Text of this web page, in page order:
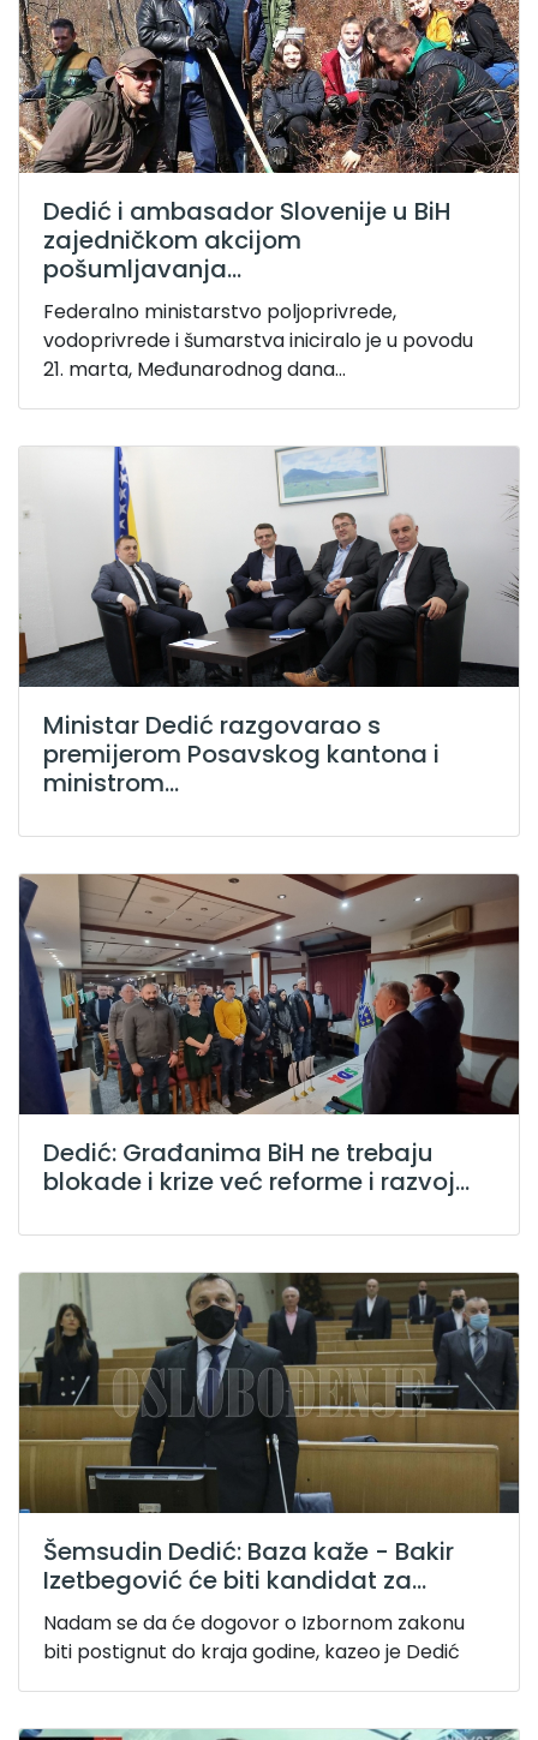
Dedić i ambasador Slovenije u BiH
zajedničkom akcijom
pošumljavanja...
Federalno ministarstvo poljoprivrede,
vodoprivrede i šumarstva iniciralo je u povodu
21. marta, Međunarodnog dana...
Ministar Dedić razgovarao s
premijerom Posavskog kantona i
ministrom...
Dedić: Građanima BiH ne trebaju
blokade i krize već reforme i razvoj...
Šemsudin Dedić: Baza kaže - Bakir
Izetbegović će biti kandidat za...
Nadam se da će dogovor o Izbornom zakonu
biti postignut do kraja godine, kazeo je Dedić